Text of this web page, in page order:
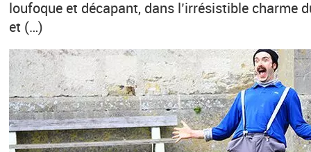
loufoque et décapant, dans l’irrésistible charme
et (…)